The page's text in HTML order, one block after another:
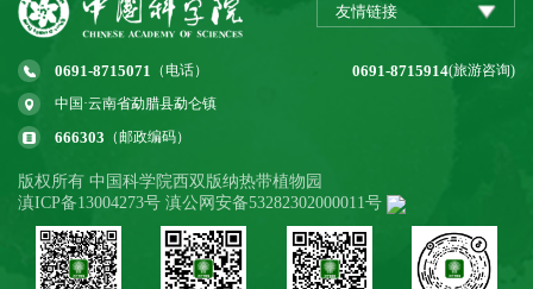
友情链接
0691-8715071 （电话） 0691-8715914(旅游咨询)
中国·云南省勐腊县勐仑镇
666303 （邮政编码）
版权所有 中国科学院西双版纳热带植物园
滇ICP备13004273号 滇公网安备53282302000011号